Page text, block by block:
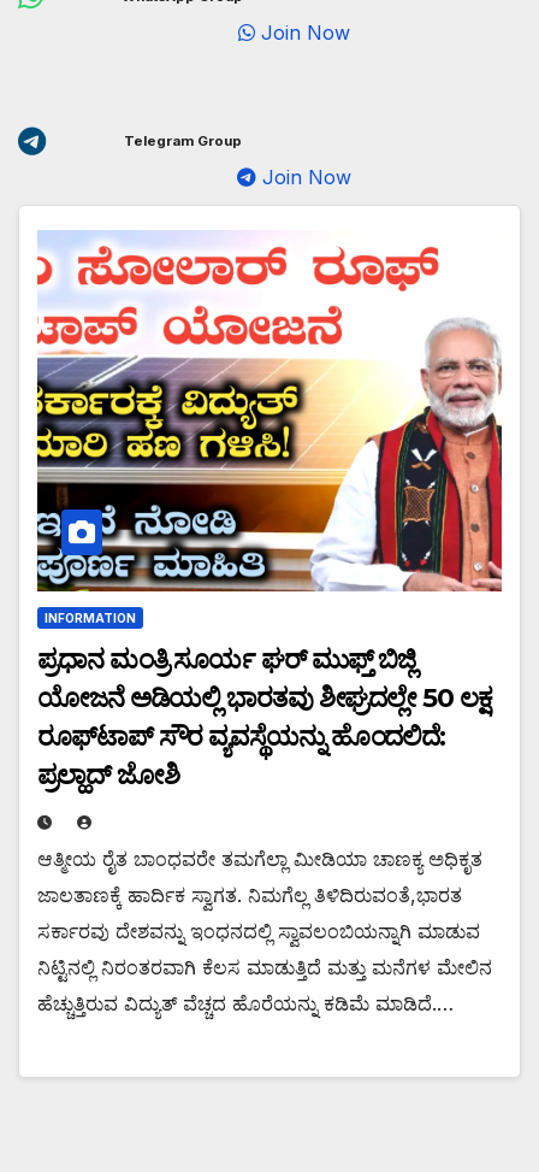
Join Now
Telegram Group
Join Now
INFORMATION
ಪ್ರಧಾನ ಮಂತ್ರಿ ಸೂರ್ಯ ಘರ್ ಮುಫ್ತ್ ಬಿಜ್ಲಿ
ಯೋಜನೆ ಅಡಿಯಲ್ಲಿ ಭಾರತವು ಶೀಘ್ರದಲ್ಲೇ 50 ಲಕ್ಷ
ರೂಫ್‌ಟಾಪ್ ಸೌರ ವ್ಯವಸ್ಥೆಯನ್ನು ಹೊಂದಲಿದೆ:
ಪ್ರಲ್ಹಾದ್ ಜೋಶಿ
ಆತ್ಮೀಯ ರೈತ ಬಾಂಧವರೇ ತಮಗೆಲ್ಲಾ ಮೀಡಿಯಾ ಚಾಣಕ್ಯ ಅಧಿಕೃತ
ಜಾಲತಾಣಕ್ಕೆ ಹಾರ್ದಿಕ ಸ್ವಾಗತ. ನಿಮಗೆಲ್ಲ ತಿಳಿದಿರುವಂತೆ,ಭಾರತ
ಸರ್ಕಾರವು ದೇಶವನ್ನು ಇಂಧನದಲ್ಲಿ ಸ್ವಾವಲಂಬಿಯನ್ನಾಗಿ ಮಾಡುವ
ನಿಟ್ಟಿನಲ್ಲಿ ನಿರಂತರವಾಗಿ ಕೆಲಸ ಮಾಡುತ್ತಿದೆ ಮತ್ತು ಮನೆಗಳ ಮೇಲಿನ
ಹೆಚ್ಚುತ್ತಿರುವ ವಿದ್ಯುತ್ ವೆಚ್ಚದ ಹೊರೆಯನ್ನು ಕಡಿಮೆ ಮಾಡಿದೆ.…